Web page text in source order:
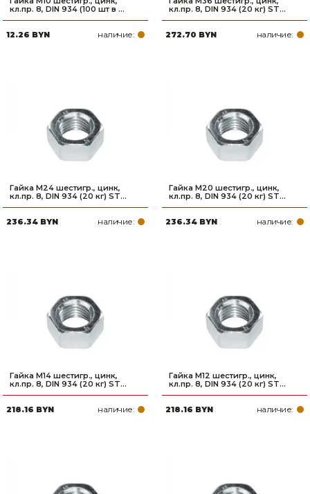
кл.пр. 8, DIN 934 (100 шт в ...
12.26 BYN наличие:
кл.пр. 8, DIN 934 (20 кг) ST...
272.70 BYN наличие:
Гайка М24 шестигр., цинк,
кл.пр. 8, DIN 934 (20 кг) ST...
236.34 BYN наличие:
Гайка М20 шестигр., цинк,
кл.пр. 8, DIN 934 (20 кг) ST...
236.34 BYN наличие:
Гайка М14 шестигр., цинк,
кл.пр. 8, DIN 934 (20 кг) ST...
218.16 BYN наличие:
Гайка М12 шестигр., цинк,
кл.пр. 8, DIN 934 (20 кг) ST...
218.16 BYN наличие: